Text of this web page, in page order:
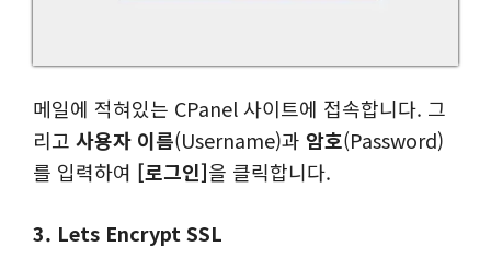
메일에 적혀있는 CPanel 사이트에 접속합니다. 그
리고 사용자 이름(Username)과 암호(Password)
를 입력하여 [로그인]을 클릭합니다.
3. Lets Encrypt SSL